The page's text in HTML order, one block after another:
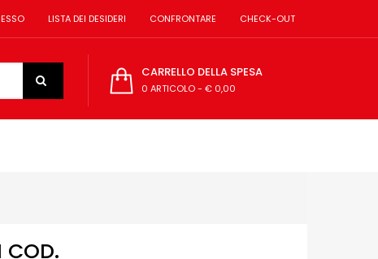
LISTA DEI DESIDERI CONFRONTARE CHECK-OUT
CARRELLO DELLA SPESA
0 ARTICOLO- € 0,00
COD.